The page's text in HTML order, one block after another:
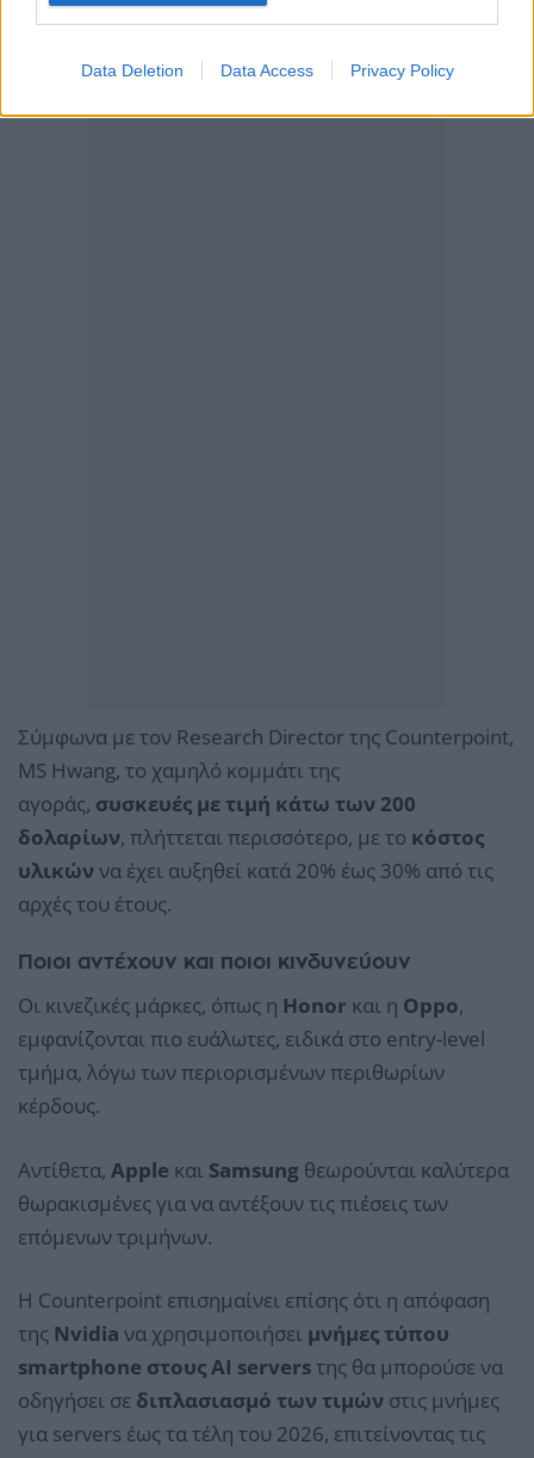
Data Deletion Data Access Privacy Policy
Σύμφωνα με τον Research Director της Counterpoint,
MS Hwang, το χαμηλό κομμάτι της
αγοράς, συσκευές με τιμή κάτω των 200
δολαρίων, πλήττεται περισσότερο, με το κόστος
υλικών να έχει αυξηθεί κατά 20% έως 30% από τις
αρχές του έτους.
Ποιοι αντέχουν και ποιοι κινδυνεύουν
Οι κινεζικές μάρκες, όπως η Honor και η Oppo,
εμφανίζονται πιο ευάλωτες, ειδικά στο entry-level
τμήμα, λόγω των περιορισμένων περιθωρίων
κέρδους.
Αντίθετα, Apple και Samsung θεωρούνται καλύτερα
θωρακισμένες για να αντέξουν τις πιέσεις των
επόμενων τριμήνων.
Η Counterpoint επισημαίνει επίσης ότι η απόφαση
της Nvidia να χρησιμοποιήσει μνήμες τύπου
smartphone στους AI serversτης θα μπορούσε να
οδηγήσει σε διπλασιασμό των τιμών στις μνήμες
για servers έως τα τέλη του 2026, επιτείνοντας τις